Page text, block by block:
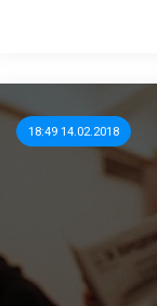
18:49 14.02.2018